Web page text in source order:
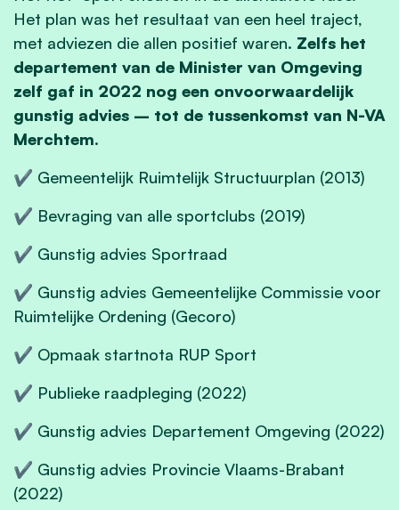
Het plan was het resultaat van een heel traject,
met adviezen die allen positief waren. Zelfs het
departement van de Minister van Omgeving
zelf gaf in 2022 nog een onvoorwaardelijk
gunstig advies – tot de tussenkomst van N-VA
Merchtem.
✔ Gemeentelijk Ruimtelijk Structuurplan (2013)
✔ Bevraging van alle sportclubs (2019)
✔ Gunstig advies Sportraad
✔ Gunstig advies Gemeentelijke Commissie voor
Ruimtelijke Ordening (Gecoro)
✔ Opmaak startnota RUP Sport
✔ Publieke raadpleging (2022)
✔ Gunstig advies Departement Omgeving (2022)
✔ Gunstig advies Provincie Vlaams-Brabant
(2022)